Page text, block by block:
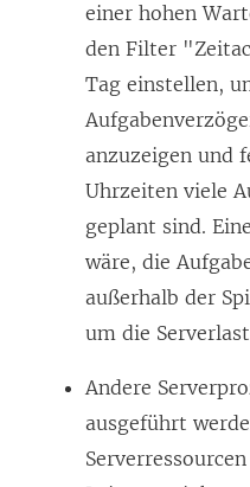
einer hohen
den Filter
Tag einstellen,
anzuzeigen und
Uhrzeiten viele
geplant sind.
wäre, die
außerhalb der
um die
Andere
ausgeführt